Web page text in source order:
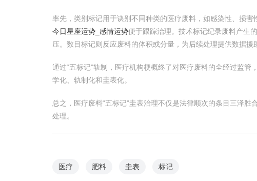
率先，类别标记用于诀别不同种类的医疗废料，如感染性、损
今日星座运势_感情运势便于跟踪治理。技术标记纪录废料产生
压。数目标记则反应废料的体积或分量，为后续处理提供数据援
通过“五标记”轨制，医疗机构梗概终了对医疗废料的全经过监
学化、轨制化和圭表化。
总之，医疗废料“五标记”圭表治理不仅是法律顺次的条目三泽
处理。
医疗 肥料 圭表 标记